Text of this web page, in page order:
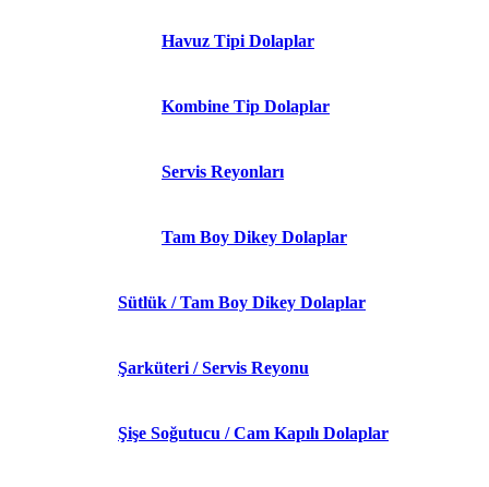
Havuz Tipi Dolaplar
Kombine Tip Dolaplar
Servis Reyonları
Tam Boy Dikey Dolaplar
Sütlük / Tam Boy Dikey Dolaplar
Şarküteri / Servis Reyonu
Şişe Soğutucu / Cam Kapılı Dolaplar